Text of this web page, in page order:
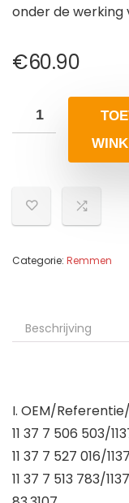
onder de werking
€60.90
Categorie: Remmen
Beschrijving
I. OEM/
11 37 7 506 503/
11 37 7 527 016/
11 37 7 513 783/